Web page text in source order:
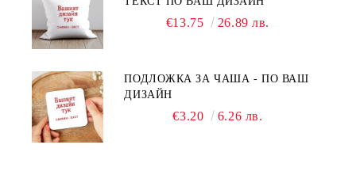
€13.75 26.89 лв.
ПОДЛОЖКА ЗА ЧАША - ПО ВАШ
ДИЗАЙН
€3.20 6.26 лв.